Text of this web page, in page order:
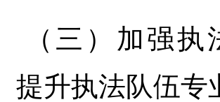
（三） 加强执
提升执法队伍专